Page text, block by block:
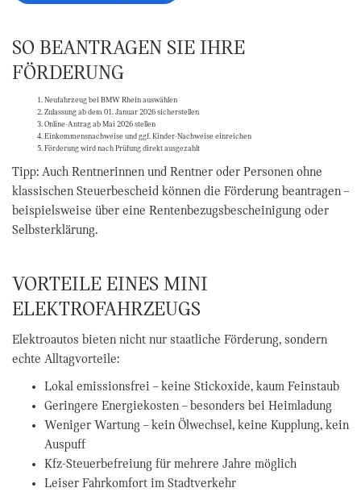
SO BEANTRAGEN SIE IHRE
FÖRDERUNG
Neufahrzeug bei BMW Rhein auswählen
Zulassung ab dem 01. Januar 2026 sicherstellen
Online-Antrag ab Mai 2026 stellen
Einkommensnachweise und ggf. Kinder-Nachweise einreichen
Förderung wird nach Prüfung direkt ausgezahlt
Tipp: Auch Rentnerinnen und Rentner oder Personen ohne
klassischen Steuerbescheid können die Förderung beantragen –
beispielsweise über eine Rentenbezugsbescheinigung oder
Selbsterklärung.
VORTEILE EINES MINI
ELEKTROFAHRZEUGS
Elektroautos bieten nicht nur staatliche Förderung, sondern
echte Alltagvorteile:
Lokal emissionsfrei – keine Stickoxide, kaum Feinstaub
Geringere Energiekosten – besonders bei Heimladung
Weniger Wartung – kein Ölwechsel, keine Kupplung, kein
Auspuff
Kfz-Steuerbefreiung für mehrere Jahre möglich
Leiser Fahrkomfort im Stadtverkehr